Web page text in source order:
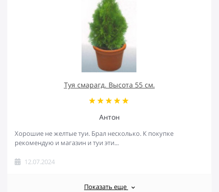
Туя смарагд. Высота 55 см.
Антон
Хорошие не желтые туи. Брал несколько. К покупке
рекомендую и магазин и туи эти...
12.07.2024
Показать еще